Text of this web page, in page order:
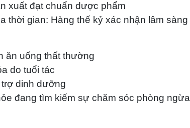
xuất đạt chuẩn dược phẩm
thời gian: Hàng thế kỷ xác nhận lâm sàng
ăn uống thất thường
do tuổi tác
dinh dưỡng
đang tìm kiếm sự chăm sóc phòng ngừa